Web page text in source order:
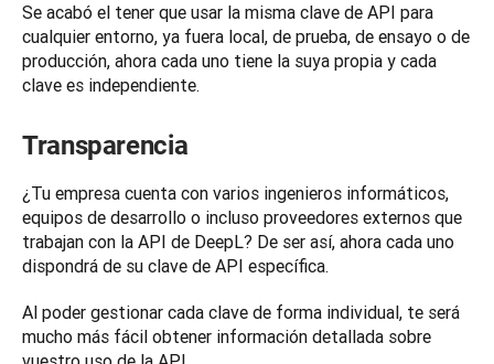
Se acabó el tener que usar la misma clave de API para
cualquier entorno, ya fuera local, de prueba, de ensayo o de
producción, ahora cada uno tiene la suya propia y cada
Transparencia
¿Tu empresa cuenta con varios ingenieros informáticos,
equipos de desarrollo o incluso proveedores externos que
trabajan con la API de DeepL? De ser así, ahora cada uno
dispondrá de su clave de API específica.
Al poder gestionar cada clave de forma individual, te será
mucho más fácil obtener información detallada sobre